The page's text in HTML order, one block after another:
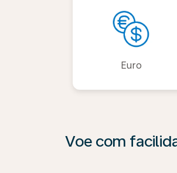
Euro
Voe com